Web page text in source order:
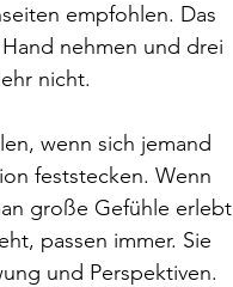
empfohlen. Das
nehmen und drei
nicht.
wenn sich jemand
feststecken. Wenn
große Gefühle erlebt
passen immer. Sie
und Perspektiven.